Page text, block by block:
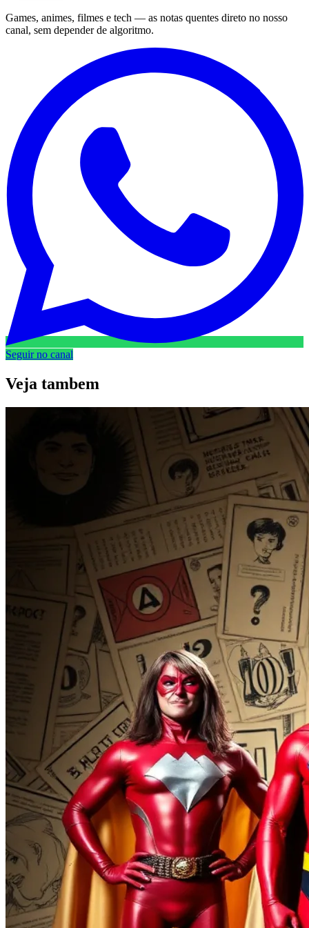
Games, animes, filmes e tech — as notas quentes direto no nosso
canal, sem depender de algoritmo.
Seguir no canal
Veja tambem